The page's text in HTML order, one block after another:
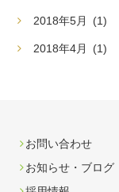
2018年5月 (1)
2018年4月 (1)
お問い合わせ
お知らせ・ブログ